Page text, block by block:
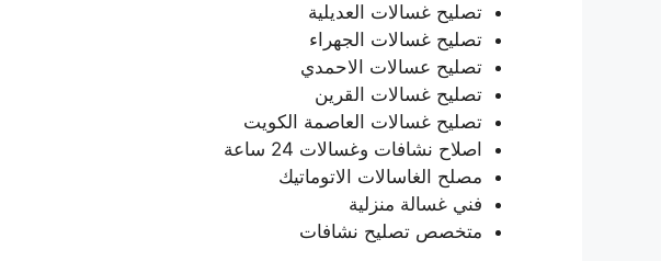
تصليح غسالات العديلية
تصليح غسالات الجهراء
تصليح عسالات الاحمدي
تصليح غسالات القرين
تصليح غسالات العاصمة الكويت
اصلاح نشافات وغسالات 24 ساعة
مصلح الغاسالات الاتوماتيك
فني غسالة منزلية
متخصص تصليح نشافات